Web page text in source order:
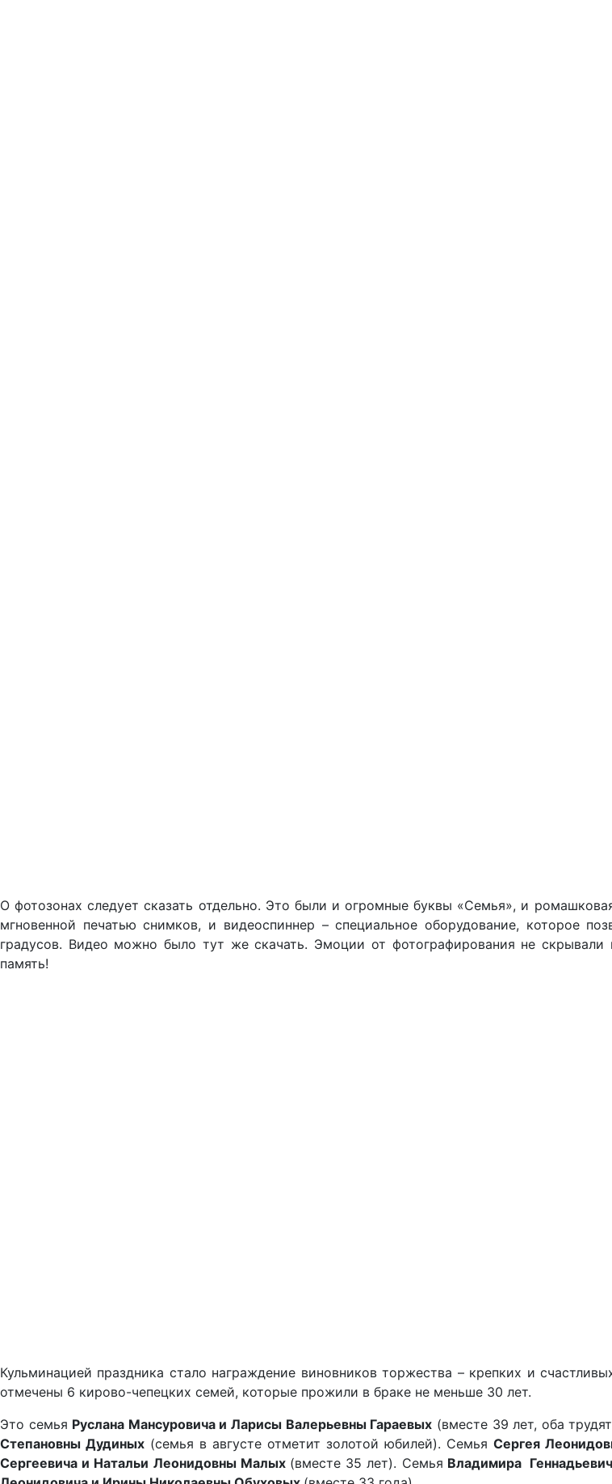
О фотозонах следует сказать отдельно. Это были и огромные буквы «Семья», и
мгновенной печатью снимков, и видеоспиннер – специальное оборудование, которое
градусов. Видео можно было тут же скачать. Эмоции от фотографирования не
память!
Кульминацией праздника стало награждение виновников торжества – крепких и
отмечены 6 кирово-чепецких семей, которые прожили в браке не меньше 30 лет.
Это семья Руслана Мансуровича и Ларисы Валерьевны Гараевых (вместе 39 лет, оба
Степановны Дудиных (семья в августе отметит золотой юбилей). Семья Сергея
Сергеевича и Натальи Леонидовны Малых (вместе 35 лет). Семья Владимира